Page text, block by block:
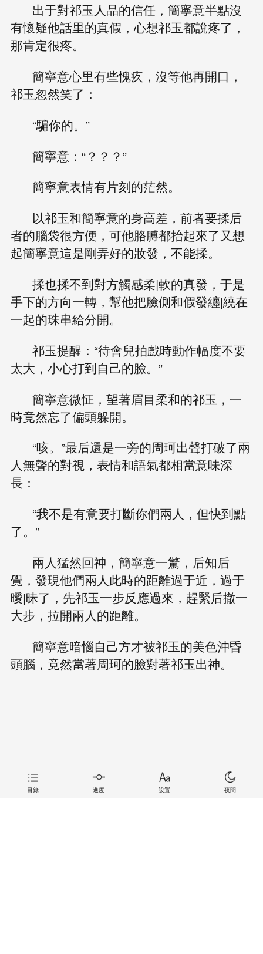
出于對祁玉人品的信任，簡寧意半點沒
有懷疑他話里的真假，心想祁玉都說疼了，
那肯定很疼。
簡寧意心里有些愧疚，沒等他再開口，
祁玉忽然笑了：
“騙你的。”
簡寧意：“？？？”
簡寧意表情有片刻的茫然。
以祁玉和簡寧意的身高差，前者要揉后
者的腦袋很方便，可他胳膊都抬起來了又想
起簡寧意這是剛弄好的妝發，不能揉。
揉也揉不到對方觸感柔|軟的真發，于是
手下的方向一轉，幫他把臉側和假發纏|繞在
一起的珠串給分開。
祁玉提醒：“待會兒拍戲時動作幅度不要
太大，小心打到自己的臉。”
簡寧意微怔，望著眉目柔和的祁玉，一
時竟然忘了偏頭躲開。
“咳。”最后還是一旁的周珂出聲打破了兩
人無聲的對視，表情和語氣都相當意味深
長：
“我不是有意要打斷你們兩人，但快到點
了。”
兩人猛然回神，簡寧意一驚，后知后
覺，發現他們兩人此時的距離過于近，過于
曖|昧了，先祁玉一步反應過來，趕緊后撤一
大步，拉開兩人的距離。
簡寧意暗惱自己方才被祁玉的美色沖昏
頭腦，竟然當著周珂的臉對著祁玉出神。
目錄 進度 設置 夜間